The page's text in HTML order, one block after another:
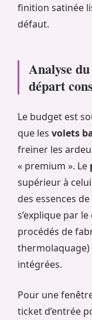
finition satinée
défaut.
Analyse
départ
Le budget est
que les volets
freiner les
« premium ». Le
supérieur à
des essences
s’explique par
procédés de
thermolaquage)
intégrées.
Pour une
ticket d’entrée